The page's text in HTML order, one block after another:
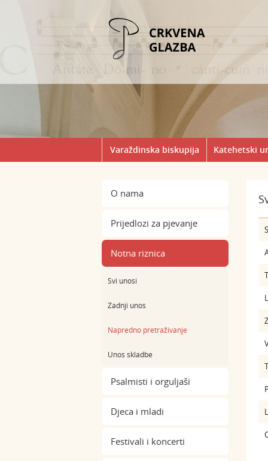
Varaždinska biskupija Katehetski
O nama
Prijedlozi za pjevanje
Notna riznica
Svi unosi
Zadnji unos
Napredno pretraživanje
Unos skladbe
Psalmisti i orguljaši
Djeca i mladi
Festivali i koncerti